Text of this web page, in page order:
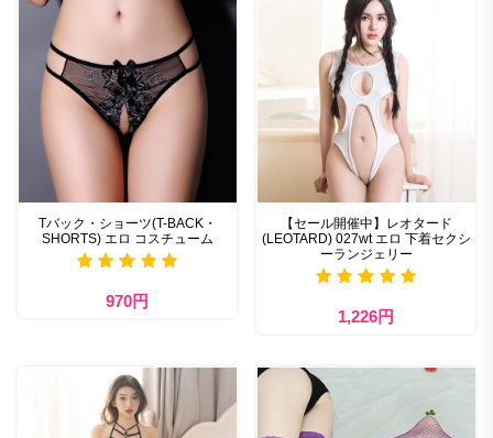
Tバック・ショーツ(T-BACK・
SHORTS) エロ コスチューム
970円
【セール開催中】レオタード
(LEOTARD) 027wt エロ 下着セクシ
ーランジェリー
1,226円